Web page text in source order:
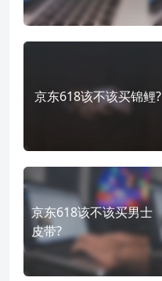
京东618该不该买锦鲤?
京东618该不该买男士
皮带?